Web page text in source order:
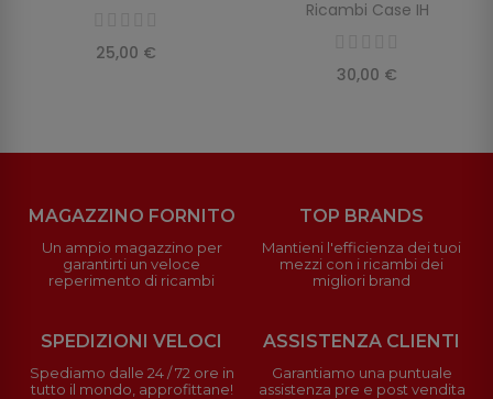
25,00 €
Ricambi Case IH
30,00 €
MAGAZZINO FORNITO
Un ampio magazzino per
garantirti un veloce
reperimento di ricambi
TOP BRANDS
Mantieni l'efficienza dei tuoi
mezzi con i ricambi dei
migliori brand
SPEDIZIONI VELOCI
Spediamo dalle 24 / 72 ore in
tutto il mondo, approfittane!
ASSISTENZA CLIENTI
Garantiamo una puntuale
assistenza pre e post vendita